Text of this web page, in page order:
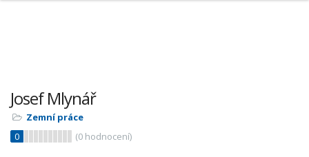
Josef Mlynář
Zemní práce
0
(0 hodnocení)